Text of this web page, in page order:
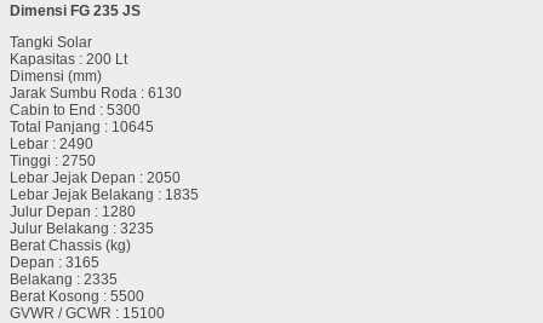
Dimensi FG 235 JS
Tangki Solar
Kapasitas : 200 Lt
Dimensi (mm)
Jarak Sumbu Roda : 6130
Cabin to End : 5300
Total Panjang : 10645
Lebar : 2490
Tinggi : 2750
Lebar Jejak Depan : 2050
Lebar Jejak Belakang : 1835
Julur Depan : 1280
Julur Belakang : 3235
Berat Chassis (kg)
Depan : 3165
Belakang : 2335
Berat Kosong : 5500
GVWR / GCWR : 15100